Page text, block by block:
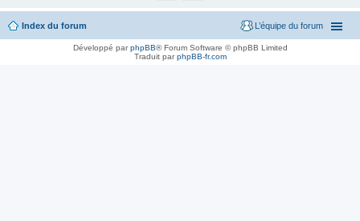
Index du forum L’équipe du forum
Développé parphpBB® Forum Software © phpBB Limited
Traduit parphpBB-fr.com